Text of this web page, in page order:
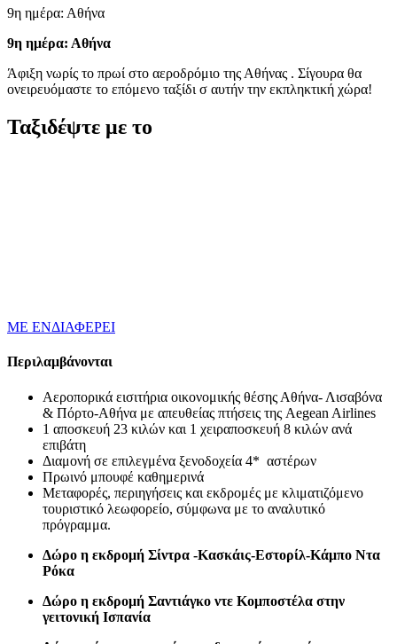
9η ημέρα: Αθήνα
9η ημέρα: Αθήνα
Άφιξη νωρίς το πρωί στο αεροδρόμιο της Αθήνας . Σίγουρα θα
ονειρευόμαστε το επόμενο ταξίδι σ αυτήν την εκπληκτική χώρα!
Ταξιδέψτε με το
ΜΕ ΕΝΔΙΑΦΕΡΕΙ
Περιλαμβάνονται
Αεροπορικά εισιτήρια οικονομικής θέσης Αθήνα- Λισαβόνα
& Πόρτο-Αθήνα με απευθείας πτήσεις της Aegean Airlines
1 αποσκευή 23 κιλών και 1 χειραποσκευή 8 κιλών ανά
επιβάτη
Διαμονή σε επιλεγμένα ξενοδοχεία 4* αστέρων
Πρωινό μπουφέ καθημερινά
Μεταφορές, περιηγήσεις και εκδρομές με κλιματιζόμενο
τουριστικό λεωφορείο, σύμφωνα με το αναλυτικό
πρόγραμμα.
Δώρο η εκδρομή Σίντρα -Κασκάις-Εστορίλ-Κάμπο Ντα
Ρόκα
Δώρο η εκδρομή Σαντιάγκο ντε Κομποστέλα στην
γειτονική Ισπανία